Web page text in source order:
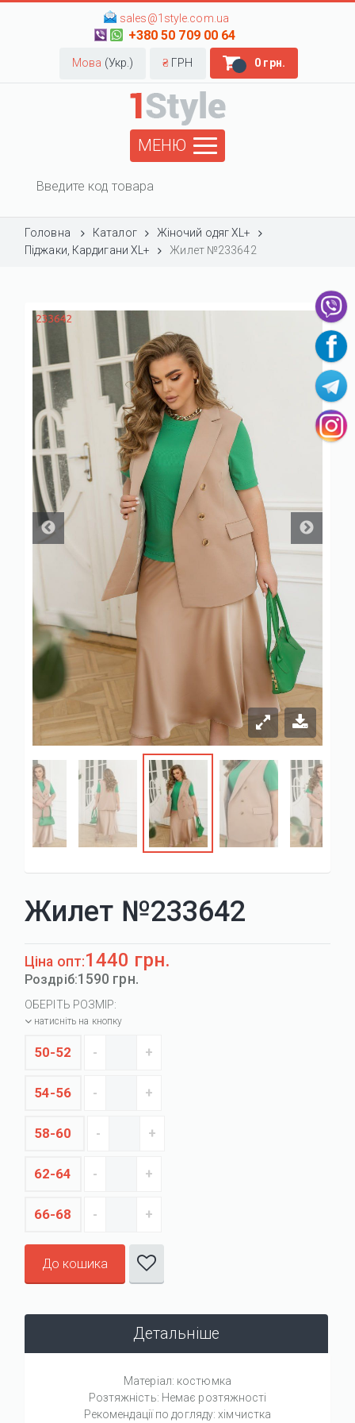
sales@1style.com.ua
+380 50 709 00 64
Мова (Укр.) ₴ ГРН 0 грн.
МЕНЮ
Головна Каталог
Жіночий одяг XL+
Піджаки, Кардигани XL+
Жилет №233642
Жилет №233642
Ціна опт:1440 грн.
Роздріб:1590 грн.
ОБЕРІТЬ РОЗМІР:
натисніть на кнопку
50-52
54-56
58-60
62-64
66-68
До кошика
Детальніше
Матеріал: костюмка
Розтяжність: Немає розтяжності
Рекомендації по догляду: хімчистка